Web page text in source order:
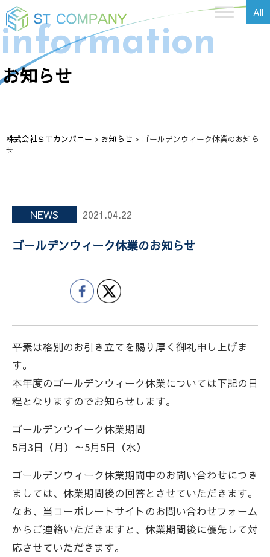
All
information
お知らせ
株式会社ＳＴカンパニー > お知らせ > ゴールデンウィーク休業のお知ら
せ
NEWS 2021.04.22
ゴールデンウィーク休業のお知らせ
平素は格別のお引き立てを賜り厚く御礼申し上げま
す。
本年度のゴールデンウィーク休業については下記の日
程となりますのでお知らせします。
ゴールデンウイーク休業期間
5月3日（月）～5月5日（水）
ゴールデンウィーク休業期間中のお問い合わせにつき
ましては、休業期間後の回答とさせていただきます。
なお、当コーポレートサイトのお問い合わせフォーム
からご連絡いただきますと、休業期間後に優先して対
応させていただきます。